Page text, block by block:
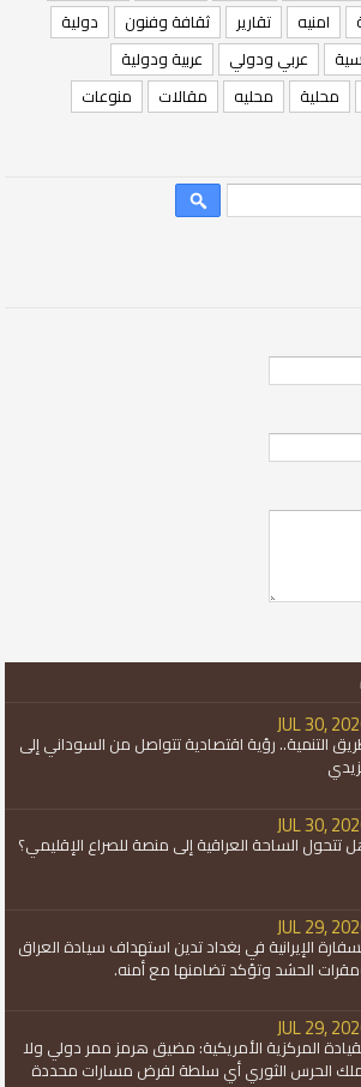
امنيه تقارير ثقافة وفنون
دولية
عربي ودولي
عربية ودولية
محلية محليه مقالات منوعات
JUL 30,
التنمية.. رؤية اقتصادية تتواصل من السوداني إلى
JUL 30,
تتحول الساحة العراقية إلى منصة للصراع الإقليمي؟
JUL 29,
الإيرانية في بغداد تدين استهداف سيادة العراق
الحشد وتؤكد تضامنها مع أمنه.
JUL 29,
المركزية الأمريكية: مضيق هرمز ممر دولي ولا
الحرس الثوري أي سلطة لفرض مسارات محددة